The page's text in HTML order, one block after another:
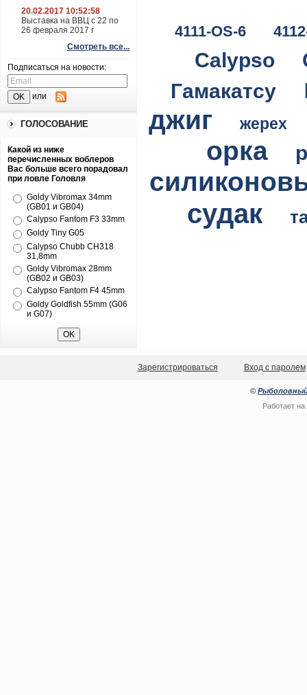
20.02.2017 10:52:58
Выставка на ВВЦ с 22 по
26 февраля 2017 г
Смотреть все...
Подписаться на новости:
или
ГОЛОСОВАНИЕ
Какой из ниже
перечисленных воблеров
Вас больше всего порадовал
при ловле Головля
Goldy Vibromax 34mm
(GB01 и GB04)
Calypso Fantom F3 33mm
Goldy Tiny G05
Calypso Chubb CH318
31,8mm
Goldy Vibromax 28mm
(GB02 и GB03)
Calypso Fantom F4 45mm
Goldy Goldfish 55mm (G06
и G07)
4111-OS-6
Calypso
Гамакатсу
джиг
жерех
орка
судак
Зарегистрироваться Вход с паролем
© Рыболовный
Работает